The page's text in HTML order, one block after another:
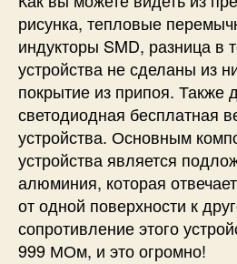
рисунка, тепловые
индукторы SMD, разница в
устройства не сделаны из
покрытие из припоя. Также
светодиодная бесплатная
устройства. Основным
устройства является
алюминия, которая
от одной поверхности к
сопротивление этого
999 МОм, и это огромно!